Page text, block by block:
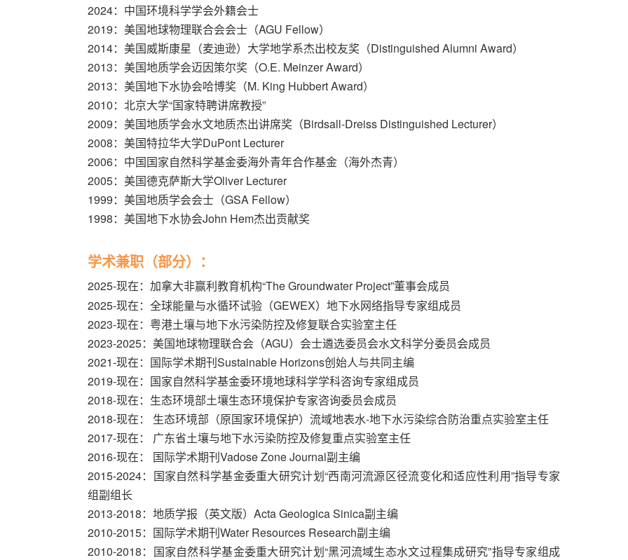
2024：中国环境科学学会外籍会士
2019：美国地球物理联合会会士（AGU Fellow）
2014：美国威斯康星（麦迪逊）大学地学系杰出校友奖（Distinguished Alumni Award）
2013：美国地质学会迈因策尔奖（O.E. Meinzer Award）
2013：美国地下水协会哈博奖（M. King Hubbert Award）
2010：北京大学“国家特聘讲席教授”
2009：美国地质学会水文地质杰出讲席奖（Birdsall-Dreiss Distinguished Lecturer）
2008：美国特拉华大学DuPont Lecturer
2006：中国国家自然科学基金委海外青年合作基金（海外杰青）
2005：美国德克萨斯大学Oliver Lecturer
1999：美国地质学会会士（GSA Fellow）
1998：美国地下水协会John Hem杰出贡献奖
学术兼职（部分）：
2025-现在：加拿大非赢利教育机构“The Groundwater Project”董事会成员
2025-现在：全球能量与水循环试验（GEWEX）地下水网络指导专家组成员
2023-现在：粤港土壤与地下水污染防控及修复联合实验室主任
2023-2025：美国地球物理联合会（AGU）会士遴选委员会水文科学分委员会成员
2021-现在：国际学术期刊Sustainable Horizons创始人与共同主编
2019-现在：国家自然科学基金委环境地球科学学科咨询专家组成员
2018-现在：生态环境部土壤生态环境保护专家咨询委员会成员
2018-现在： 生态环境部（原国家环境保护）流域地表水-地下水污染综合防治重点实验室主任
2017-现在： 广东省土壤与地下水污染防控及修复重点实验室主任
2016-现在： 国际学术期刊Vadose Zone Journal副主编
2015-2024：国家自然科学基金委重大研究计划“西南河流源区径流变化和适应性利用”指导专家
组副组长
2013-2018：地质学报（英文版）Acta Geologica Sinica副主编
2010-2015：国际学术期刊Water Resources Research副主编
2010-2018：国家自然科学基金委重大研究计划“黑河流域生态水文过程集成研究”指导专家组成